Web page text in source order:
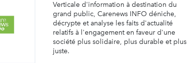
Verticale d'information à destination du
grand public, Carenews INFO déniche,
décrypte et analyse les faits d'actualité
relatifs à l'engagement en faveur d'une
société plus solidaire, plus durable et plus
juste.